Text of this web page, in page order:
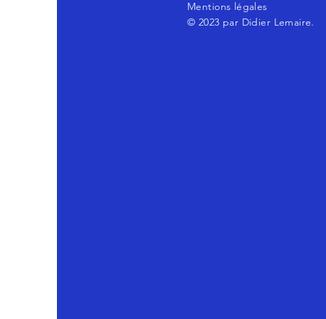
Mentions légales
© 2023 par Didier Lemaire.